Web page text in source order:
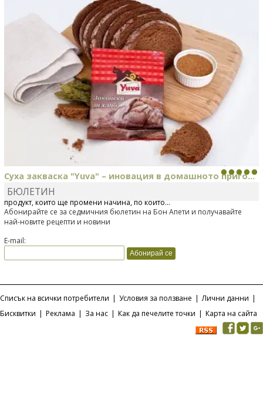
Суха закваска "Yuva" – иновация в домашното приго...
Отскоро Лесафр България стартира предлагането на изцяло нов
продукт, който ще промени начина, по който...
БЮЛЕТИН
Абонирайте се за седмичния бюлетин на Бон Апети и получавайте
най-новите рецепти и новини
E-mail:
Списък на всички потребители | Условия за ползване | Лични данни |
Бисквитки | Реклама | За нас | Как да печелите точки | Карта на сайта